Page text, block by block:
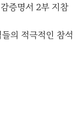
증명서 2부 지참
의 적극적인 참석